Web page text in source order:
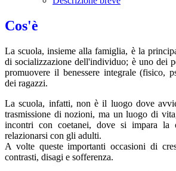
Cos'è
La scuola, insieme alla famiglia, è la
di socializzazione dell'individuo; è uno dei
promuovere il benessere integrale (fisico,
dei ragazzi.
La scuola, infatti, non è il luogo dove
trasmissione di nozioni, ma un luogo di
incontri con coetanei, dove si impara la
relazionarsi con gli adulti.
A volte queste importanti occasioni di
contrasti, disagi e sofferenza.